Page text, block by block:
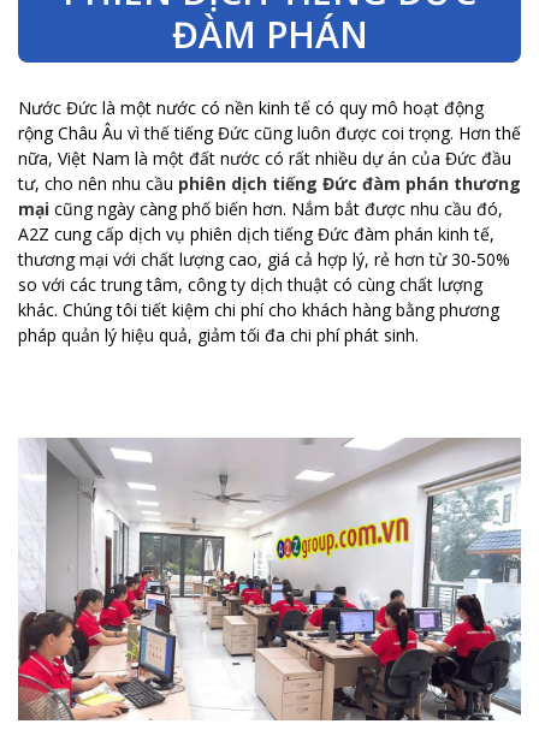
ĐÀM PHÁN
Nước Đức là một nước có nền kinh tế có quy mô hoạt động
rộng Châu Âu vì thế tiếng Đức cũng luôn được coi trọng. Hơn thế
nữa, Việt Nam là một đất nước có rất nhiều dự án của Đức đầu
tư, cho nên nhu cầu phiên dịch tiếng Đức đàm phán thương
mại cũng ngày càng phố biến hơn. Nắm bắt được nhu cầu đó,
A2Z cung cấp dịch vụ phiên dịch tiếng Đức đàm phán kinh tế,
thương mại với chất lượng cao, giá cả hợp lý, rẻ hơn từ 30-50%
so với các trung tâm, công ty dịch thuật có cùng chất lượng
khác. Chúng tôi tiết kiệm chi phí cho khách hàng bằng phương
pháp quản lý hiệu quả, giảm tối đa chi phí phát sinh.